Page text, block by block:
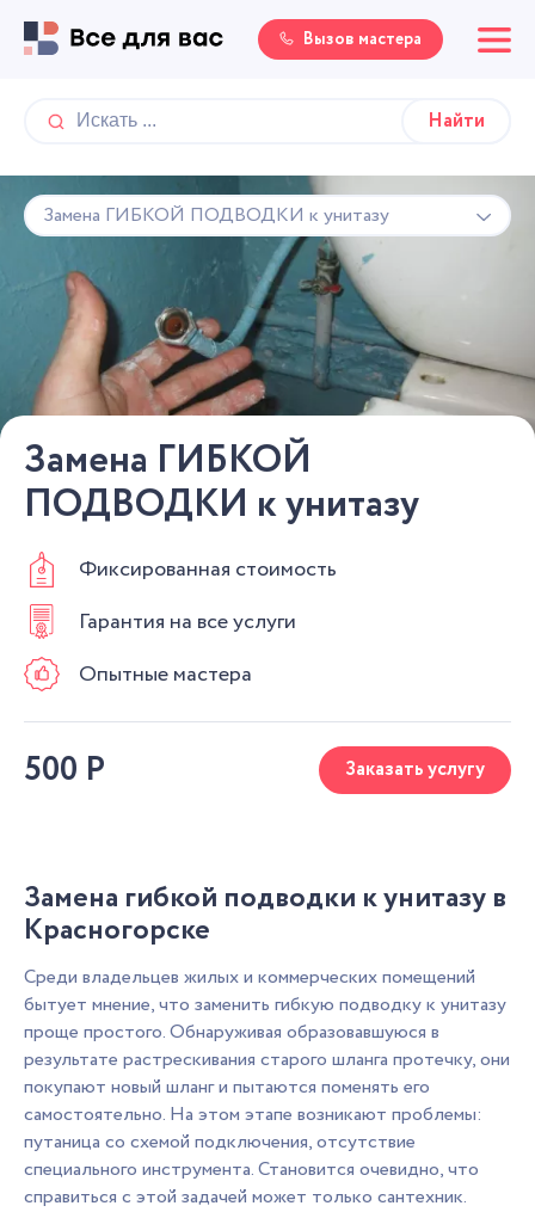
Вызов мастера
Замена ГИБКОЙ ПОДВОДКИ к унитазу
Замена ГИБКОЙ
ПОДВОДКИ к унитазу
Фиксированная стоимость
Гарантия на все услуги
Опытные мастера
500 Р Заказать услугу
Замена гибкой подводки к унитазу в
Красногорске
Среди владельцев жилых и коммерческих помещений
бытует мнение, что заменить гибкую подводку к унитазу
проще простого. Обнаруживая образовавшуюся в
результате растрескивания старого шланга протечку, они
покупают новый шланг и пытаются поменять его
самостоятельно. На этом этапе возникают проблемы:
путаница со схемой подключения, отсутствие
специального инструмента. Становится очевидно, что
справиться с этой задачей может только сантехник.